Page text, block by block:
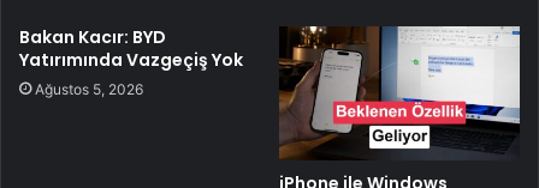
Bakan Kacır: BYD
Yatırımında Vazgeçiş Yok
Ağustos 5, 2026